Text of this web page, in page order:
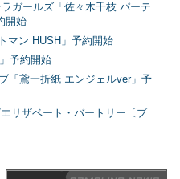
ガールズ「佐々木千枝 パーテ
開始
マン HUSH」予約開始
予約開始
「鳶一折紙 エンジェルver」予
リザベート・バートリー〔ブ